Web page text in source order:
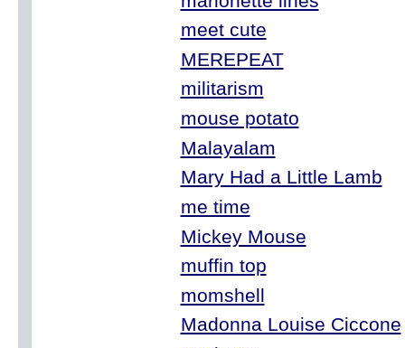
meet cute
MEREPEAT
militarism
mouse potato
Malayalam
Mary Had a Little Lamb
me time
Mickey Mouse
muffin top
momshell
Madonna Louise Ciccone